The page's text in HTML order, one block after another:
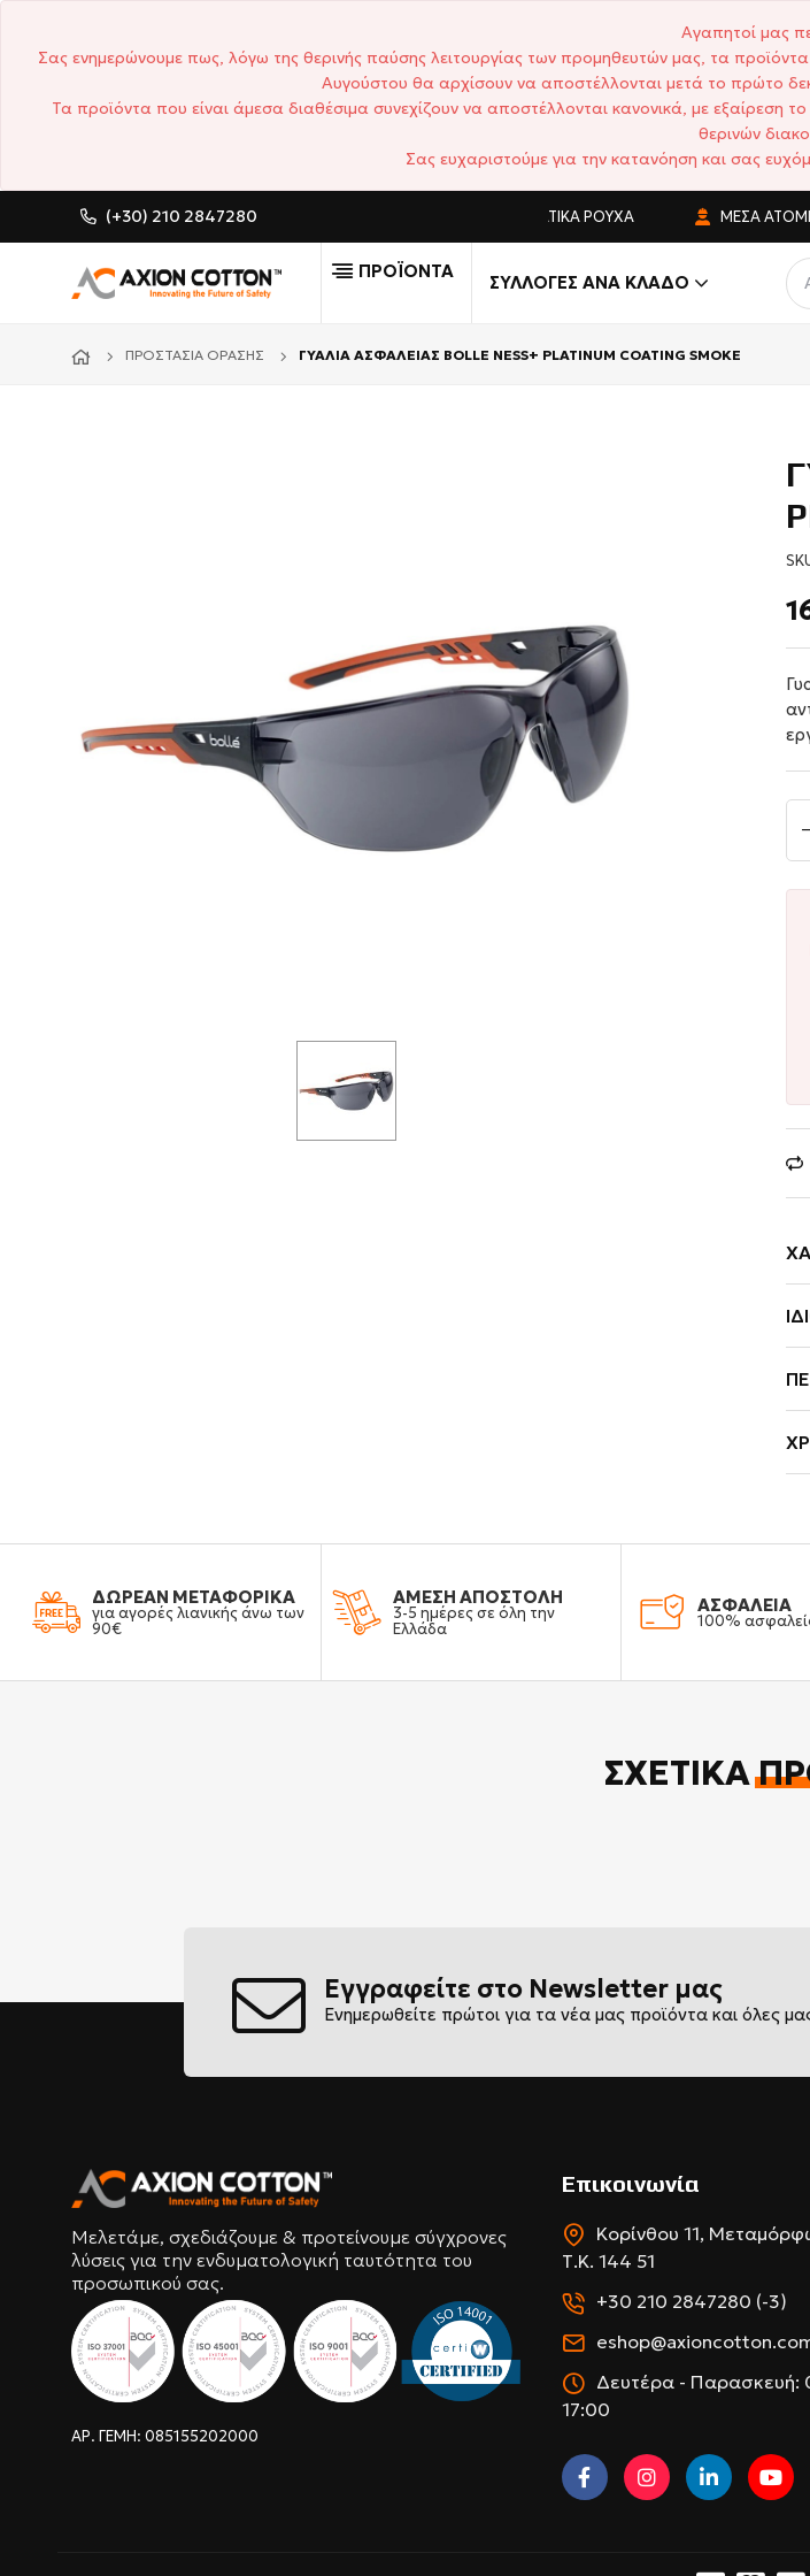
Αγαπητοί μας
Σας ενημερώνουμε πως, λόγω της θερινής παύσης λειτουργίας των προμηθευτών μας, τα
Αυγούστου θα αρχίσουν να αποστέλλονται μετά το πρώτο
Τα προϊόντα που είναι άμεσα διαθέσιμα συνεχίζουν να αποστέλλονται κανονικά, με εξαίρεση
θερινών
Σας ευχαριστούμε για την κατανόηση και σας
(+30) 210 2847280 CUSTOM MADE ΕΠΑΓΓΕΛΜΑΤΙΚΆ ΡΟΎΧΑ ΜΈΣΑ
ΠΡΟΪΟΝΤΑ
ΣΥΛΛΟΓΈΣ ΑΝΆ ΚΛΆΔΟ
ΠΡΟΣΤΑΣΊΑ ΌΡΑΣΗΣ ΓΥΑΛΙΑ ΑΣΦΑΛΕΙΑΣ BOLLE NESS+ PLATINUM COATING SMOKE
ΔΩΡΕΑΝ ΜΕΤΑΦΟΡΙΚΑ
για αγορές λιανικής άνω των
90€
ΑΜΕΣΗ ΑΠΟΣΤΟΛΗ
3-5 ημέρες σε όλη την
Ελλάδα
ΑΣΦΑΛΕΙΑ
100%
ΣΧΕΤΙΚΆ
Εγγραφείτε στο Newsletter μας
Ενημερωθείτε πρώτοι για τα νέα μας προϊόντα και όλες
Μελετάμε, σχεδιάζουμε & προτείνουμε σύγχρονες
λύσεις για την ενδυματολογική ταυτότητα του
προσωπικού σας.
ΑΡ. ΓΕΜΗ: 085155202000
Επικοινωνία
Κορίνθου 11,
Τ.Κ. 144 51
+30 210 2847280 (-3)
Δευτέρα - Παρασκευή:
17:00